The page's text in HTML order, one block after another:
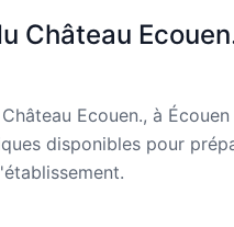
Château
Ecouen., à
disponibles pour